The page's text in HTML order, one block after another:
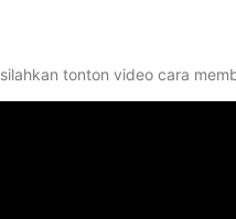
tonton video cara